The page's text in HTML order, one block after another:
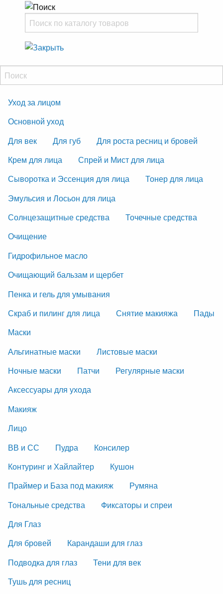
Уход за лицом
Основной уход
Для век
Для губ
Для роста ресниц и бровей
Крем для лица
Спрей и Мист для лица
Сыворотка и Эссенция для лица
Тонер для лица
Эмульсия и Лосьон для лица
Солнцезащитные средства
Точечные средства
Очищение
Гидрофильное масло
Очищающий бальзам и щербет
Пенка и гель для умывания
Скраб и пилинг для лица
Снятие макияжа
Пады
Маски
Альгинатные маски
Листовые маски
Ночные маски
Патчи
Регулярные маски
Аксессуары для ухода
Макияж
Лицо
ВВ и СС
Пудра
Консилер
Контуринг и Хайлайтер
Кушон
Праймер и База под макияж
Румяна
Тональные средства
Фиксаторы и спреи
Для Глаз
Для бровей
Карандаши для глаз
Подводка для глаз
Тени для век
Тушь для ресниц